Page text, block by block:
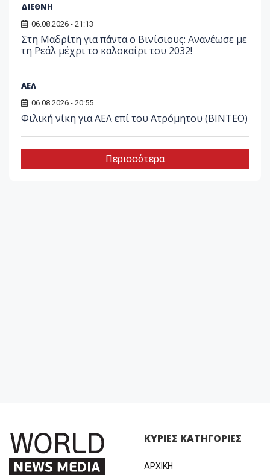
ΔΙΕΘΝΗ
06.08.2026 - 21:13
Στη Μαδρίτη για πάντα ο Βινίσιους: Ανανέωσε με
τη Ρεάλ μέχρι το καλοκαίρι του 2032!
ΑΕΛ
06.08.2026 - 20:55
Φιλική νίκη για ΑΕΛ επί του Ατρόμητου (BINTEO)
Περισσότερα
ΚΥΡΙΕΣ ΚΑΤΗΓΟΡΙΕΣ
ΑΡΧΙΚΗ